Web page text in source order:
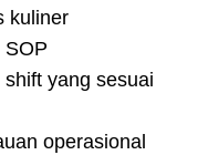
kuliner
SOP
yang sesuai
operasional